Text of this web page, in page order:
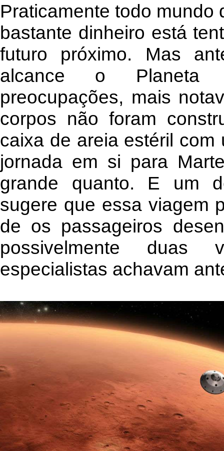
Praticamente todo mundo
bastante dinheiro está
futuro próximo. Mas
alcance o Planeta
preocupações, mais
corpos não foram
caixa de areia estéril
jornada em si para
grande quanto. E um
sugere que essa viagem
de os passageiros
possivelmente
especialistas achavam